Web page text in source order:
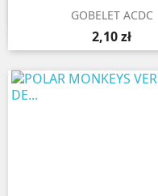
 Aperçu rapide
GOBELET ACDC
2,10 zł